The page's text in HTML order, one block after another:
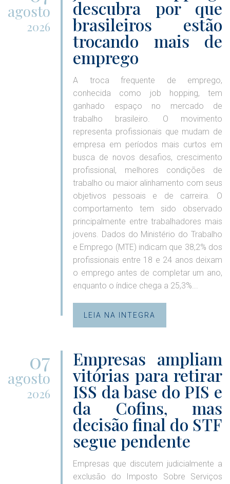
agosto
2026
descubra por que
brasileiros estão
trocando mais de
emprego
A troca frequente de emprego,
conhecida como job hopping, tem
ganhado espaço no mercado de
trabalho brasileiro. O movimento
representa profissionais que mudam de
empresa em períodos mais curtos em
busca de novos desafios, crescimento
profissional, melhores condições de
trabalho ou maior alinhamento com seus
objetivos pessoais e de carreira. O
comportamento tem sido observado
principalmente entre trabalhadores mais
jovens. Dados do Ministério do Trabalho
e Emprego (MTE) indicam que 38,2% dos
profissionais entre 18 e 24 anos deixam
o emprego antes de completar um ano,
enquanto o índice chega a 25,3%...
LEIA NA INTEGRA
07
agosto
2026
Empresas ampliam
vitórias para retirar
ISS da base do PIS e
da Cofins, mas
decisão final do STF
segue pendente
Empresas que discutem judicialmente a
exclusão do Imposto Sobre Serviços